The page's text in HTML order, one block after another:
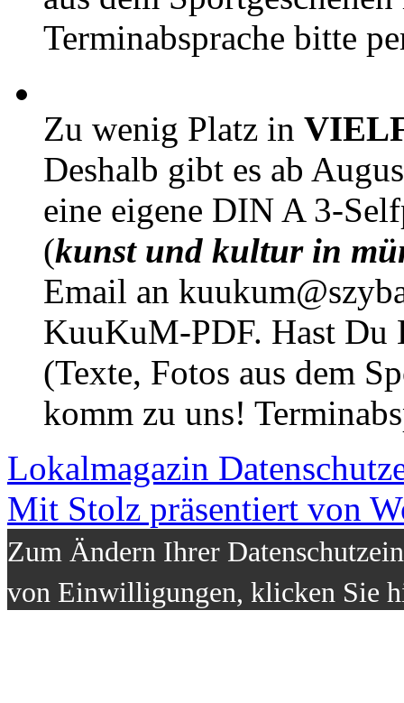
Terminabsprache bitte
Zu wenig Platz in
Deshalb gibt es ab
eine eigene DIN A 3-
(kunst und kultur in
Email an
KuuKuM-PDF. Hast Du
(Texte, Fotos aus dem
komm zu uns!
Lokalmagazin
Mit Stolz präsentiert von
Zum Ändern Ihrer
von Einwilligungen, klicken Sie